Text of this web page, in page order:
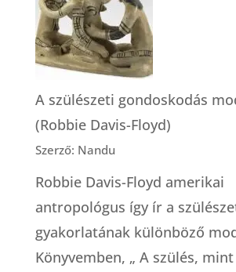
kórházban?
A szülészeti gondoskodás
(Robbie Davis-Floyd)
Szerző: Nandu
Robbie Davis-Floyd amerikai
antropológus így ír a
gyakorlatának különböző
Könyvemben, „ A szülés,